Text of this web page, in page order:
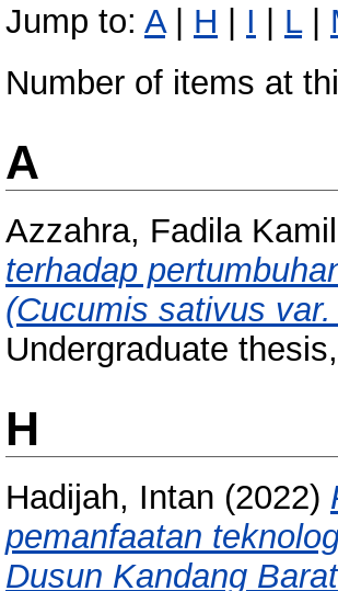
Jump to: A| H | I | L|
Number of items at
A
Azzahra, Fadila
terhadap
(Cucumis sativus
Undergraduate
H
Hadijah, Intan (2022)
pemanfaatan
Dusun Kandang